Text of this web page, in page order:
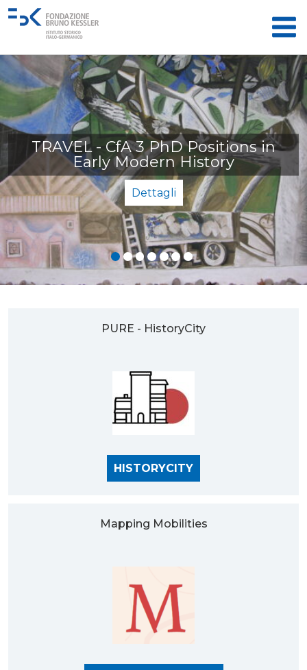
BlackItaly. The Italian Peninsula
the Atlantic Slavery: A
History
Dettagli
PURE - HistoryCity
HISTORYCITY
Mapping Mobilities